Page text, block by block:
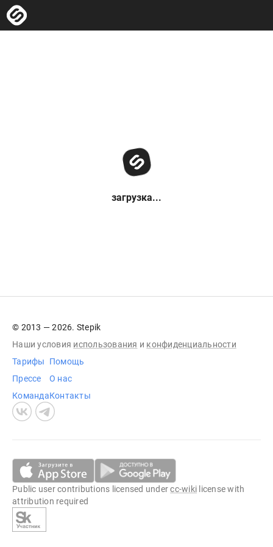
загрузка...
© 2013 — 2026. Stepik
Наши условия использования и конфиденциальности
Тарифы
Прессе
Команда
Помощь
О нас
Контакты
Public user contributions licensed undercc-wiki license with
attribution required